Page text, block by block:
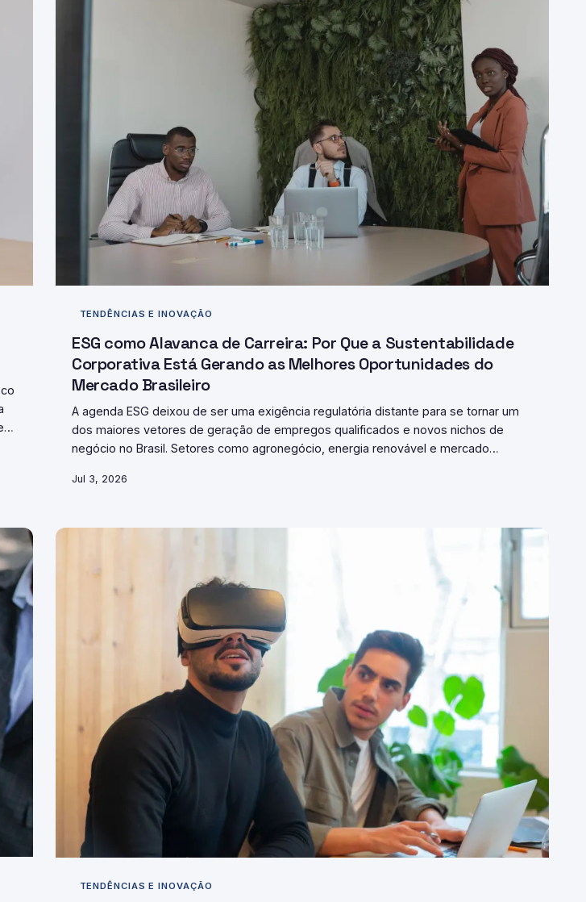
TENDÊNCIAS E INOVAÇÃO
ESG como Alavanca de Carreira: Por Que a Sustentabilidade
Corporativa Está Gerando as Melhores Oportunidades do
Mercado Brasileiro
A agenda ESG deixou de ser uma exigência regulatória distante para se tornar um
dos maiores vetores de geração de empregos qualificados e novos nichos de
negócio no Brasil. Setores como agronegócio, energia renovável e mercado
preparados. Entender esse movimento é, hoje, uma vantagem competitiva
Jul 3, 2026
TENDÊNCIAS E INOVAÇÃO